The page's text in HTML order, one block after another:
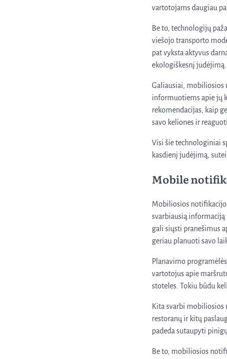
vartotojams daugiau
Be to, technologijų
viešojo transporto
pat vyksta aktyvus
ekologiškesnį judėjimą.
Galiausiai, mobiliosios
informuotiems apie jų
rekomendacijas, kaip
savo keliones ir
Visi šie technologiniai
kasdienį judėjimą,
Mobile
Mobiliosios
svarbiausią
gali siųsti pranešimus
geriau planuoti savo
Planavimo
vartotojus apie
stoteles. Tokiu būdu
Kita svarbi mobiliosios
restoranų ir kitų
padeda sutaupyti
Be to, mobiliosios